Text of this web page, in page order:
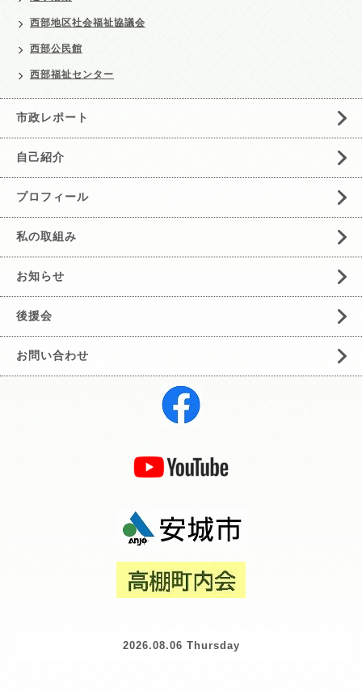
西部地区社会福祉協議会
西部公民館
西部福祉センター
市政レポート
自己紹介
プロフィール
私の取組み
お知らせ
後援会
お問い合わせ
2026.08.06 Thursday